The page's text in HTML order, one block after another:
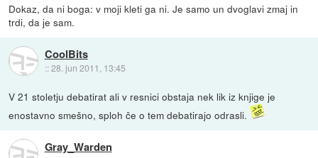
Dokaz, da ni boga: v moji kleti ga ni. Je samo un dvoglavi zmaj in
trdi, da je sam.
CoolBits
::28. jun 2011, 13:45
V 21 stoletju debatirat ali v resnici obstaja nek lik iz knjige je
enostavno smešno, sploh če o tem debatirajo odrasli.
Gray_Warden